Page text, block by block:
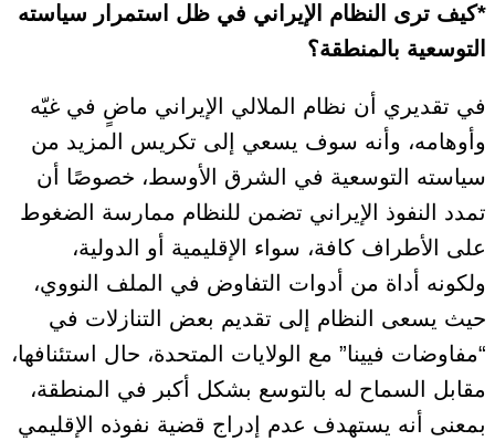
*كيف ترى النظام الإيراني في ظل استمرار سياسته
التوسعية بالمنطقة؟
في تقديري أن نظام الملالي الإيراني ماضٍ في غيّه
وأوهامه، وأنه سوف يسعي إلى تكريس المزيد من
سياسته التوسعية في الشرق الأوسط، خصوصًا أن
تمدد النفوذ الإيراني تضمن للنظام ممارسة الضغوط
على الأطراف كافة، سواء الإقليمية أو الدولية،
ولكونه أداة من أدوات التفاوض في الملف النووي،
حيث يسعى النظام إلى تقديم بعض التنازلات في
“مفاوضات فيينا” مع الولايات المتحدة، حال استئنافها،
مقابل السماح له بالتوسع بشكل أكبر في المنطقة،
بمعنى أنه يستهدف عدم إدراج قضية نفوذه الإقليمي